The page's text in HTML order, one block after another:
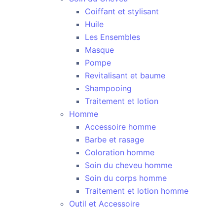
Coiffant et stylisant
Huile
Les Ensembles
Masque
Pompe
Revitalisant et baume
Shampooing
Traitement et lotion
Homme
Accessoire homme
Barbe et rasage
Coloration homme
Soin du cheveu homme
Soin du corps homme
Traitement et lotion homme
Outil et Accessoire